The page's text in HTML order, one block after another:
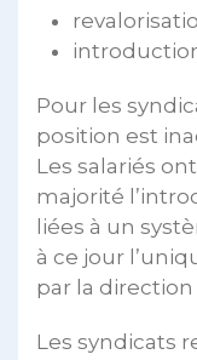
Pour les
position est
Les salariés
majorité
liées à un
à ce jour
par la direction
Les syndicats